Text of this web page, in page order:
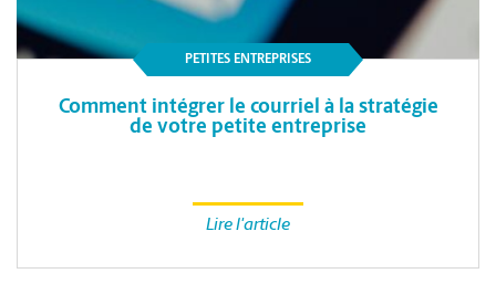
PETITES ENTREPRISES
Comment intégrer le courriel à la stratégie
de votre petite entreprise
Lire l'article